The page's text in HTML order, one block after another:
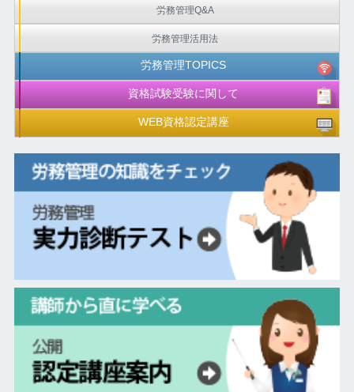
労務管理Q&A
労務管理活用法
労務管理TOPICS
資格試験受験に関して
WEB資格認定講座